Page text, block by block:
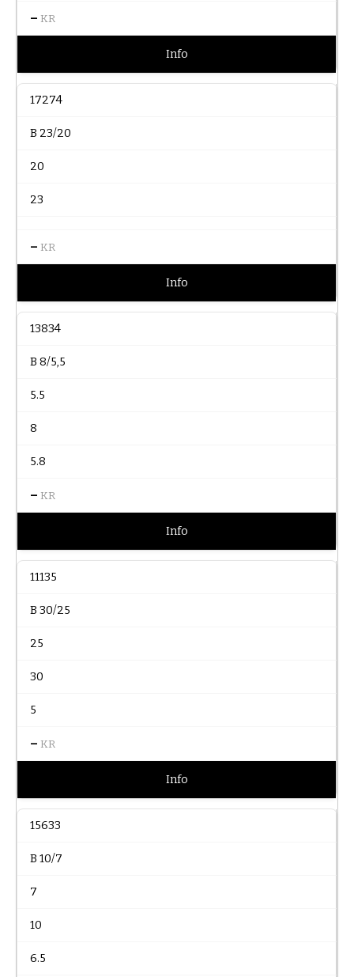
– KR
Info
17274
B 23/20
20
23
– KR
Info
13834
B 8/5,5
5.5
8
5.8
– KR
Info
11135
B 30/25
25
30
5
– KR
Info
15633
B 10/7
7
10
6.5